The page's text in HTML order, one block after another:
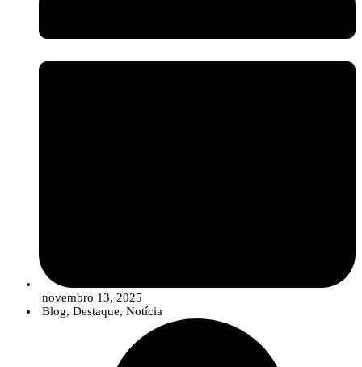
O InnovPlantProtect agradece a todos os participantes pela sua presença e
interesse, bem como à Herdade de Rui Vaz pela disponibilidade para acolher
a iniciativa.
Sobre o projeto BioLivingLABs
migrar de uma oferta de “produtos” isolados para
qualidade, produtos de síntese convencionais (em doses otimizadas e
novembro 13, 2025
Blog, Destaque, Notícia